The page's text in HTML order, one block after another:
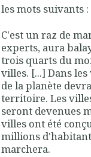
les mots suivants :
C'est un raz de
experts, aura
trois quarts du
villes. [...] Dans
de la planète
territoire. Les
seront devenues
villes ont été
millions
marchera.